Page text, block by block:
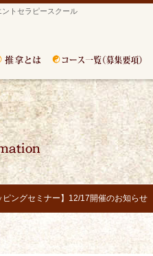
トセラピースクール
ピングセミナー】12/17開催のお知らせ